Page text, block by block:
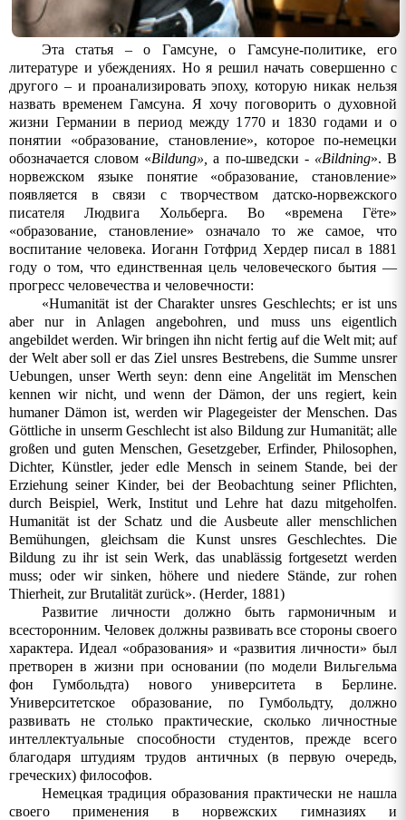
Эта статья – о Гамсуне, о Гамсуне-политике, его
литературе и убеждениях. Но я решил начать совершенно с
другого – и проанализировать эпоху, которую никак нельзя
назвать временем Гамсуна. Я хочу поговорить о духовной
жизни Германии в период между 1770 и 1830 годами и о
понятии «образование, становление», которое по-немецки
обозначается словом «Bildung»,а по-шведски -«Bildning». В
норвежском языке понятие «образование, становление»
появляется в связи с творчеством датско-норвежского
писателя Людвига Хольберга. Во «времена Гёте»
«образование, становление» означало то же самое, что
воспитание человека. Иоганн Готфрид Хердер писал в 1881
году о том, что единственная цель человеческого бытия —
прогресс человечества и человечности:
«Humanität ist der Charakter unsres Geschlechts; er ist uns
aber nur in Anlagen angebohren, und muss uns eigentlich
angebildet werden. Wir bringen ihn nicht fertig auf die Welt mit; auf
der Welt aber soll er das Ziel unsres Bestrebens, die Summe unsrer
Uebungen, unser Werth seyn: denn eine Angelität im Menschen
kennen wir nicht, und wenn der Dämon, der uns regiert, kein
humaner Dämon ist, werden wir Plagegeister der Menschen. Das
Göttliche in unserm Geschlecht ist also Bildung zur Humanität; alle
großen und guten Menschen, Gesetzgeber, Erfinder, Philosophen,
Dichter, Künstler, jeder edle Mensch in seinem Stande, bei der
Erziehung seiner Kinder, bei der Beobachtung seiner Pflichten,
durch Beispiel, Werk, Institut und Lehre hat dazu mitgeholfen.
Humanität ist der Schatz und die Ausbeute aller menschlichen
Bemühungen, gleichsam die Kunst unsres Geschlechtes. Die
Bildung zu ihr ist sein Werk, das unablässig fortgesetzt werden
muss; oder wir sinken, höhere und niedere Stände, zur rohen
Thierheit, zur Brutalität zurück». (Herder, 1881)
Развитие личности должно быть гармоничным и
всесторонним. Человек должны развивать все стороны своего
характера. Идеал «образования» и «развития личности» был
претворен в жизни при основании (по модели Вильгельма
фон Гумбольдта) нового университета в Берлине.
Университетское образование, по Гумбольдту, должно
развивать не столько практические, сколько личностные
интеллектуальные способности студентов, прежде всего
благодаря штудиям трудов античных (в первую очередь,
греческих) философов.
Немецкая традиция образования практически не нашла
своего применения в норвежских гимназиях и